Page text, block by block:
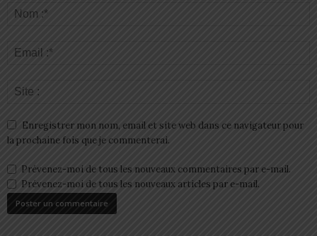
Enregistrer mon nom, email et site web dans ce navigateur pour
la prochaine fois que je commenterai.
Prévenez-moi de tous les nouveaux commentaires par e-mail.
Prévenez-moi de tous les nouveaux articles par e-mail.